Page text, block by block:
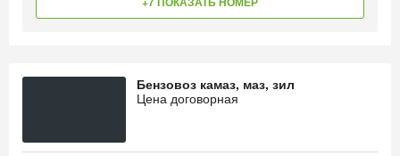
Бензовоз камаз, маз, зил
Цена договорная